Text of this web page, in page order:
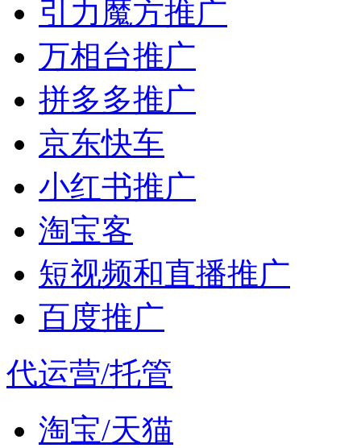
引力魔方推广
万相台推广
拼多多推广
京东快车
小红书推广
淘宝客
短视频和直播推广
百度推广
代运营/托管
淘宝/天猫